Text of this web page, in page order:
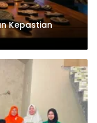
Kepastian